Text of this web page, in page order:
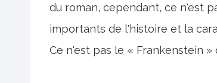
du roman, cependant, ce n'est
importants de l'histoire et la
Ce n'est pas le « Frankenstein »